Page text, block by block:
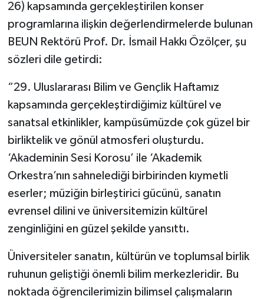
26) kapsamında gerçekleştirilen konser
programlarına ilişkin değerlendirmelerde bulunan
BEUN Rektörü Prof. Dr. İsmail Hakkı Özölçer, şu
sözleri dile getirdi:
“29. Uluslararası Bilim ve Gençlik Haftamız
kapsamında gerçekleştirdiğimiz kültürel ve
sanatsal etkinlikler, kampüsümüzde çok güzel bir
birliktelik ve gönül atmosferi oluşturdu.
‘Akademinin Sesi Korosu’ ile ‘Akademik
Orkestra’nın sahnelediği birbirinden kıymetli
eserler; müziğin birleştirici gücünü, sanatın
evrensel dilini ve üniversitemizin kültürel
zenginliğini en güzel şekilde yansıttı.
Üniversiteler sanatın, kültürün ve toplumsal birlik
ruhunun geliştiği önemli bilim merkezleridir. Bu
noktada öğrencilerimizin bilimsel çalışmaların